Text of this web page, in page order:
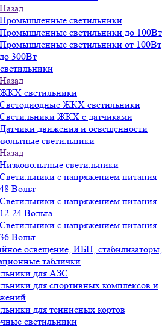
Назад
Промышленные светильники
Промышленные светильники до 100Вт
Промышленные светильники от 100Вт
до 300Вт
Назад
ЖКХ светильники
Светодиодные ЖКХ светильники
Светильники ЖКХ с датчиками
Датчики движения и освещенности
светильники
Назад
Низковольтные светильники
Светильники с напряжением питания
48 Вольт
Светильники с напряжением питания
12-24 Вольта
Светильники с напряжением питания
36 Вольт
освещение, ИБП, стабилизаторы,
таблички
для АЗС
для спортивных комплексов и
для теннисных кортов
светильники